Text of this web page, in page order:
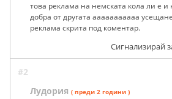
това реклама на немската кола ли е и
добра от другата ааааааааааа
реклама скрита под коментар.
Сигнализирай
#2
Лудория ( преди 2 години )